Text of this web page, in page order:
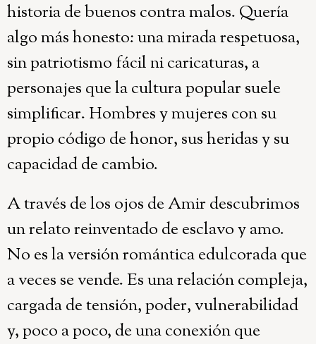
historia de buenos contra malos. Quería
algo más honesto: una mirada respetuosa,
sin patriotismo fácil ni caricaturas, a
personajes que la cultura popular suele
simplificar. Hombres y mujeres con su
propio código de honor, sus heridas y su
capacidad de cambio.
A través de los ojos de Amir descubrimos
un relato reinventado de esclavo y amo.
No es la versión romántica edulcorada que
a veces se vende. Es una relación compleja,
cargada de tensión, poder, vulnerabilidad
y, poco a poco, de una conexión que